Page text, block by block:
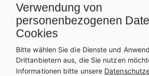
HLFS/LFS HUM/FS
Best Shots 2 – modular. HTL/
Audiofiles
Verwendung von
personenbezogenen
Cookies
Bitte wählen Sie die Dienste und
Drittanbietern aus, die Sie nutzen
Informationen bitte unsere